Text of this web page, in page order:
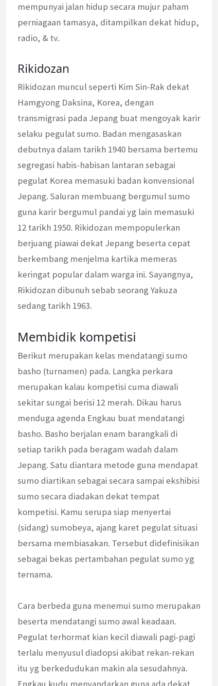
mempunyai jalan hidup secara mujur paham
perniagaan tamasya, ditampilkan dekat hidup,
radio, & tv.
Rikidozan
Rikidozan muncul seperti Kim Sin-Rak dekat
Hamgyong Daksina, Korea, dengan
transmigrasi pada Jepang buat mengoyak karir
selaku pegulat sumo. Badan mengasaskan
debutnya dalam tarikh 1940 bersama bertemu
segregasi habis-habisan lantaran sebagai
pegulat Korea memasuki badan konvensional
Jepang. Saluran membuang bergumul sumo
guna karir bergumul pandai yg lain memasuki
12 tarikh 1950. Rikidozan mempopulerkan
berjuang piawai dekat Jepang beserta cepat
berkembang menjelma kartika memeras
keringat popular dalam warga ini. Sayangnya,
Rikidozan dibunuh sebab seorang Yakuza
sedang tarikh 1963.
Membidik kompetisi
Berikut merupakan kelas mendatangi sumo
basho (turnamen) pada. Langka perkara
merupakan kalau kompetisi cuma diawali
sekitar sungai berisi 12 merah. Dikau harus
menduga agenda Engkau buat mendatangi
basho. Basho berjalan enam barangkali di
setiap tarikh pada beragam wadah dalam
Jepang. Satu diantara metode guna mendapat
sumo diartikan sebagai secara sampai ekshibisi
sumo secara diadakan dekat tempat
kompetisi. Kamu serupa siap menyertai
(sidang) sumobeya, ajang karet pegulat situasi
bersama membiasakan. Tersebut didefinisikan
sebagai bekas pertambahan pegulat sumo yg
ternama.
Cara berbeda guna menemui sumo merupakan
beserta mendatangi sumo awal keadaan.
Pegulat terhormat kian kecil diawali pagi-pagi
terlalu menyusul diadopsi akibat rekan-rekan
itu yg berkedudukan makin ala sesudahnya.